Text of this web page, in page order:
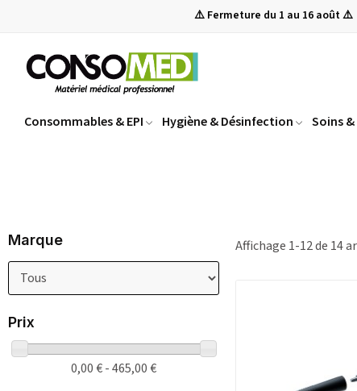
⚠️ Fermeture du 1 au 16 août ⚠️
Consommables & EPI Hygiène & Désinfection Soins
Marque
Prix
0,00 € - 465,00 €
Affichage 1-12 de 14